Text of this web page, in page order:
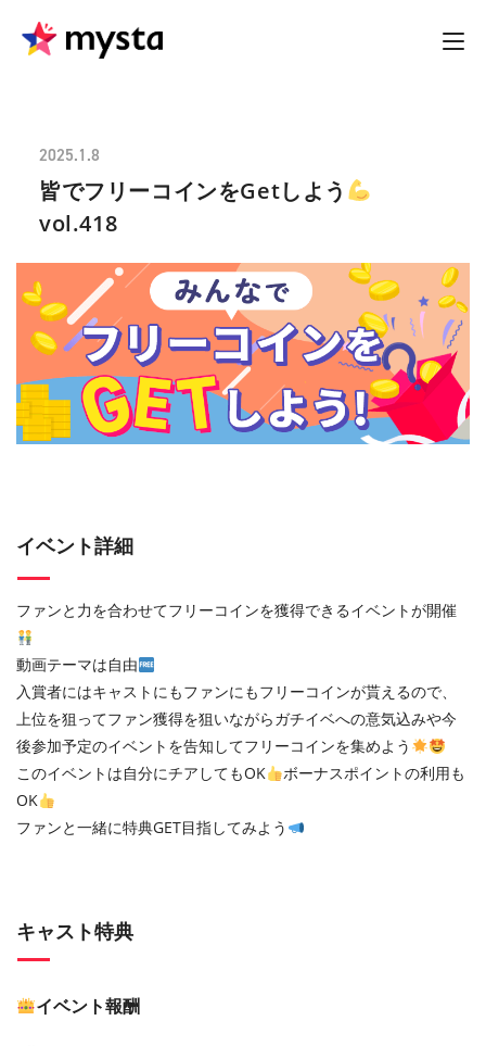
2025.1.8
皆でフリーコインをGetしよう
vol.418
イベント詳細
ファンと力を合わせてフリーコインを獲得できるイベントが開催
動画テーマは自由
入賞者にはキャストにもファンにもフリーコインが貰えるので、
上位を狙ってファン獲得を狙いながらガチイベへの意気込みや今
後参加予定のイベントを告知してフリーコインを集めよう
このイベントは自分にチアしてもOK
ボーナスポイントの利用も
OK
ファンと一緒に特典GET目指してみよう
キャスト特典
イベント報酬